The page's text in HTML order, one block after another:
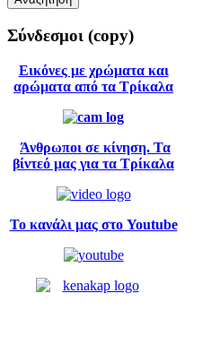
Σύνδεσμοι (copy)
Εικόνες με χρώματα και
αρώματα από τα Τρίκαλα
Άνθρωποι σε κίνηση. Τα
βίντεό μας για τα Τρίκαλα
Το κανάλι μας στο Youtube